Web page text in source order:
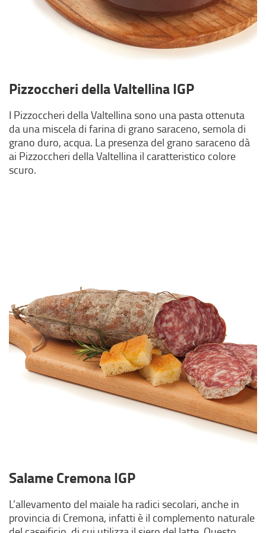
Pizzoccheri della Valtellina IGP
I Pizzoccheri della Valtellina sono una pasta ottenuta
da una miscela di farina di grano saraceno, semola di
grano duro, acqua. La presenza del grano saraceno dà
ai Pizzoccheri della Valtellina il caratteristico colore
scuro.
Salame Cremona IGP
L’allevamento del maiale ha radici secolari, anche in
provincia di Cremona, infatti è il complemento naturale